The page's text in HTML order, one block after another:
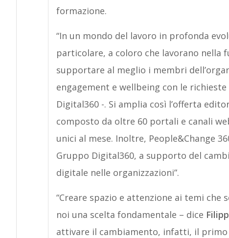
formazione.
“In un mondo del lavoro in profonda
particolare, a coloro che lavorano nella
supportare al meglio i membri
engagement e wellbeing con le
Digital360 -. Si amplia così l’offerta
composto da oltre 60 portali e canali
unici al mese. Inoltre, People&Change
Gruppo Digital360, a supporto del
digitale nelle organizzazioni”.
“Creare spazio e attenzione ai temi
noi una scelta fondamentale – dice
attivare il cambiamento, infatti, il primo